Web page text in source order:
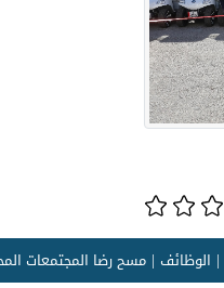
الوظائف مسح رضا المجتمعات